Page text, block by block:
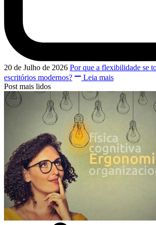
20 de Julho de 2026 Por que a flexibilidade se
escritórios modernos?
Leia mais
Post mais lidos